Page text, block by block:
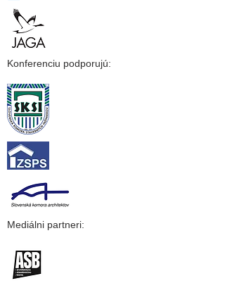
Konferenciu podporujú:
Mediálni partneri: